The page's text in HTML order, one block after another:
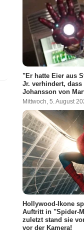
"Er hatte Eier aus
Jr. verhindert,
Johansson von
Mittwoch, 5. August
Hollywood-Ikone
Auftritt in "Spider-
zuletzt stand sie
vor der Kamera!